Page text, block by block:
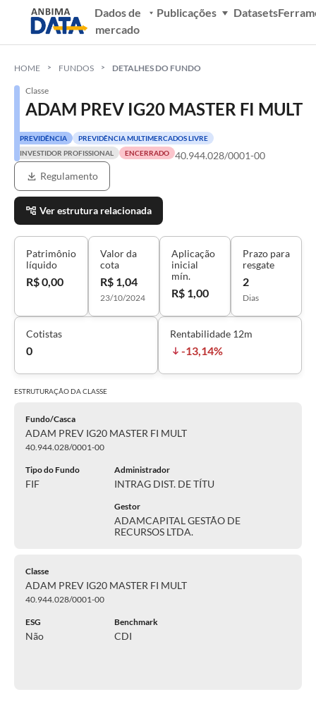
Dados de
mercado
Publicações Datasets
HOME FUNDOS DETALHES DO FUNDO
Classe
ADAM PREV IG20 MASTER FI MULT
PREVIDÊNCIA
PREVIDÊNCIA MULTIMERCADOS LIVRE
INVESTIDOR PROFISSIONAL
ENCERRADO
40.944.028/0001-00
Regulamento
Ver estrutura relacionada
Patrimônio
líquido
R$ 0,00
Valor da
cota
R$ 1,04
23/10/2024
Aplicação
inicial
mín.
R$ 1,00
Prazo para
resgate
2
Dias
Cotistas
0
Rentabilidade 12m
-13,14%
ESTRUTURAÇÃO DACLASSE
Fundo/Casca
ADAM PREV IG20 MASTER FI MULT
40.944.028/0001-00
Tipo do Fundo
FIF
Administrador
INTRAG DIST. DE TÍTU
Gestor
ADAMCAPITAL GESTÃO DE
RECURSOS LTDA.
Classe
ADAM PREV IG20 MASTER FI MULT
40.944.028/0001-00
ESG
Não
Benchmark
CDI